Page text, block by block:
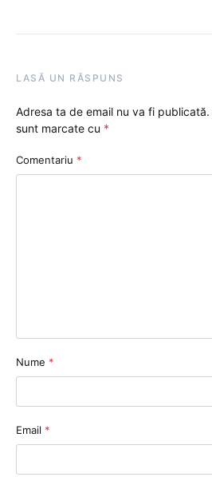
LASĂ UN RĂSPUNS
Adresa ta de email nu va fi publicată.
sunt marcate cu *
Comentariu *
Nume *
Email *